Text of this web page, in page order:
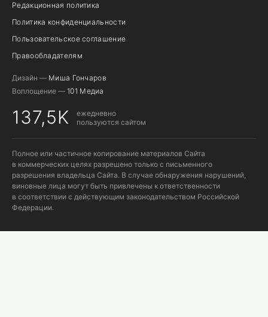
Редакционная политика
Политика конфиденциальности
Пользовательское соглашение
Правообладателям
Дизайн — Миша Гончаров
Воплощение — 101 Медиа
137,5K
ежедневно
пользуются сайтом
Полное или частичное копирование материалов Сайта
в коммерческих целях разрешено только с письменного
разрешения владельца Сайта. В случае обнаружения нарушений,
виновные лица могут быть привлечены к ответственности
в соответствии с действующим законодательством Российской
Федерации.